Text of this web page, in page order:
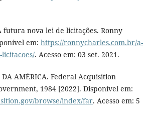
futura nova lei de licitações. Ronny
em: https://ronnycharles.com.br/a-
. Acesso em: 03 set. 2021.
DA AMÉRICA. Federal Acquisition
1984 [2022]. Disponível em:
browse/index/far. Acesso em: 5